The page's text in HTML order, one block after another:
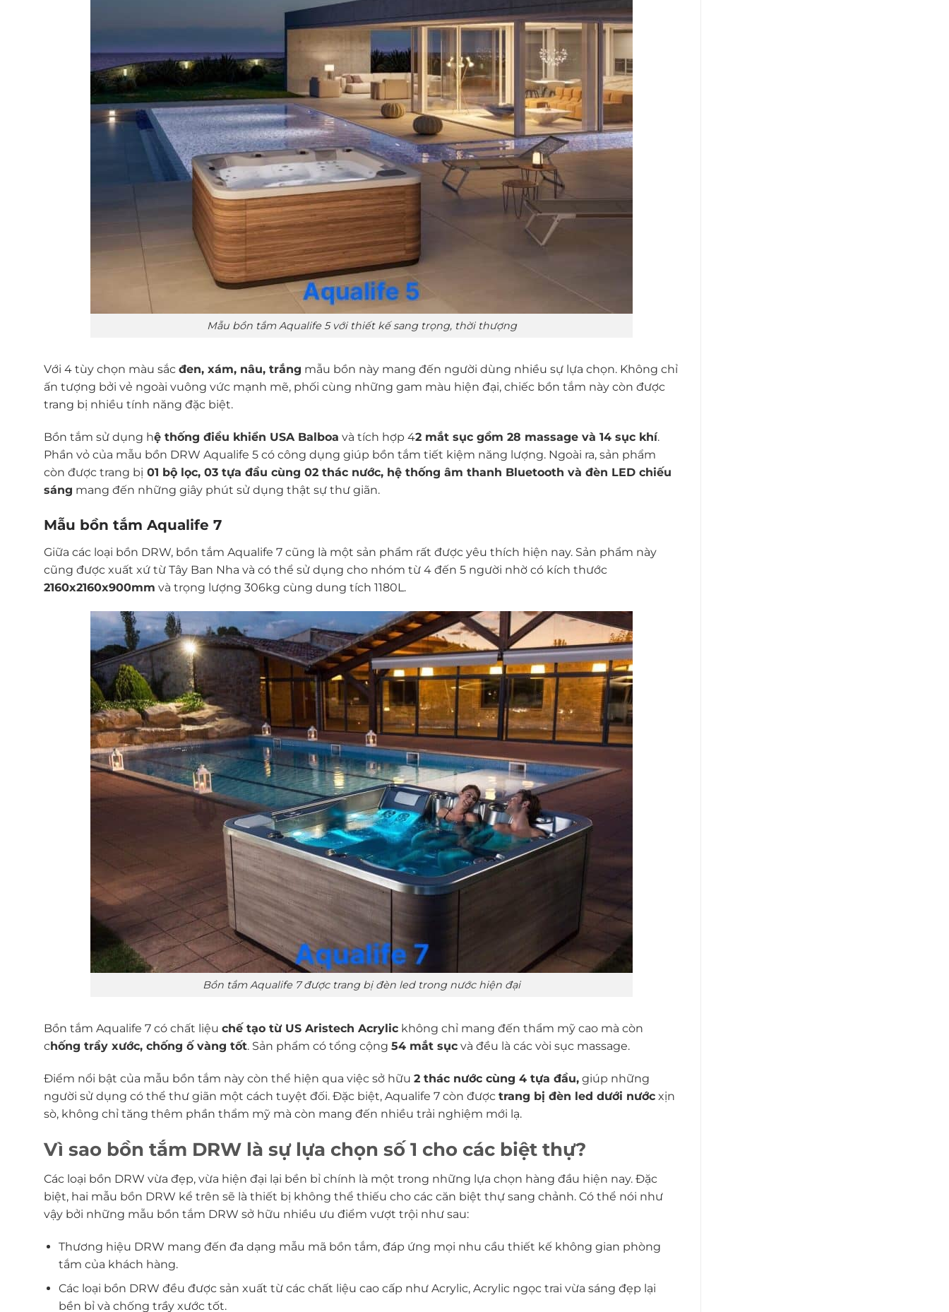
Mẫu bồn tắm Aqualife 5 với thiết kế sang trọng, thời thượng
Với 4 tùy chọn màu sắc đen, xám, nâu, trắng mẫu bồn này mang đến người dùng nhiều sự lựa chọn. Không chỉ
ấn tượng bởi vẻ ngoài vuông vức mạnh mẽ, phối cùng những gam màu hiện đại, chiếc bồn tắm này còn được
trang bị nhiều tính năng đặc biệt.
Bồn tắm sử dụng hệ thống điều khiển USA Balboa và tích hợp 42 mắt sục gồm 28 massage và 14 sục khí.
Phần vỏ của mẫu bồn DRW Aqualife 5 có công dụng giúp bồn tắm tiết kiệm năng lượng. Ngoài ra, sản phẩm
còn được trang bị 01 bộ lọc, 03 tựa đầu cùng 02 thác nước, hệ thống âm thanh Bluetooth và đèn LED chiếu
sáng mang đến những giây phút sử dụng thật sự thư giãn.
Mẫu bồn tắm Aqualife 7
Giữa các loại bồn DRW, bồn tắm Aqualife 7 cũng là một sản phẩm rất được yêu thích hiện nay. Sản phẩm này
cũng được xuất xứ từ Tây Ban Nha và có thể sử dụng cho nhóm từ 4 đến 5 người nhờ có kích thước
2160x2160x900mm và trọng lượng 306kg cùng dung tích 1180L.
Bồn tắm Aqualife 7 được trang bị đèn led trong nước hiện đại
Bồn tắm Aqualife 7 có chất liệu chế tạo từ US Aristech Acrylic không chỉ mang đến thẩm mỹ cao mà còn
chống trầy xước, chống ố vàng tốt. Sản phẩm có tổng cộng 54 mắt sục và đều là các vòi sục massage.
Điểm nổi bật của mẫu bồn tắm này còn thể hiện qua việc sở hữu 2 thác nước cùng 4 tựa đầu, giúp những
người sử dụng có thể thư giãn một cách tuyệt đối. Đặc biệt, Aqualife 7 còn được trang bị đèn led dưới nước xịn
sò, không chỉ tăng thêm phần thẩm mỹ mà còn mang đến nhiều trải nghiệm mới lạ.
Vì sao bồn tắm DRW là sự lựa chọn số 1 cho các biệt thự?
Các loại bồn DRW vừa đẹp, vừa hiện đại lại bền bỉ chính là một trong những lựa chọn hàng đầu hiện nay. Đặc
biệt, hai mẫu bồn DRW kể trên sẽ là thiết bị không thể thiếu cho các căn biệt thự sang chảnh. Có thể nói như
vậy bởi những mẫu bồn tắm DRW sở hữu nhiều ưu điểm vượt trội như sau:
Thương hiệu DRW mang đến đa dạng mẫu mã bồn tắm, đáp ứng mọi nhu cầu thiết kế không gian phòng
tắm của khách hàng.
Các loại bồn DRW đều được sản xuất từ các chất liệu cao cấp như Acrylic, Acrylic ngọc trai vừa sáng đẹp lại
bền bỉ và chống trầy xước tốt.